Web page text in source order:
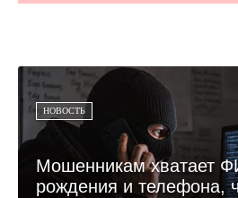
НОВОСТЬ
Мошенникам хватает
рождения и телефона,